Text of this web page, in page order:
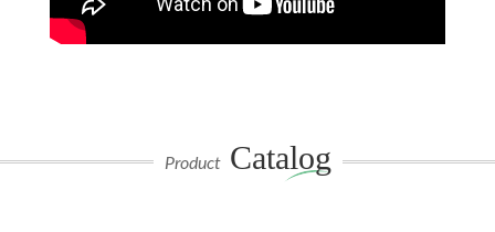
Product Catalog